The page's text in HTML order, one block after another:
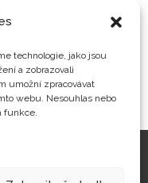
technologie, jako jsou
a zobrazovali
umožní zpracovávat
webu. Nesouhlas nebo
funkce.